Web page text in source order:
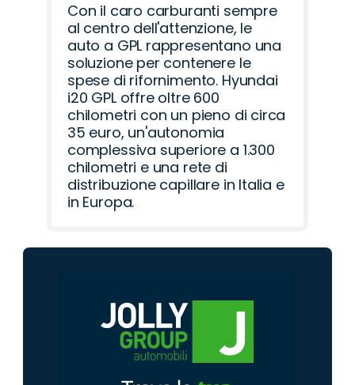
Con il caro carburanti sempre
al centro dell'attenzione, le
auto a GPL rappresentano una
soluzione per contenere le
spese di rifornimento. Hyundai
i20 GPL offre oltre 600
chilometri con un pieno di circa
35 euro, un'autonomia
complessiva superiore a 1.300
chilometri e una rete di
distribuzione capillare in Italia e
in Europa.